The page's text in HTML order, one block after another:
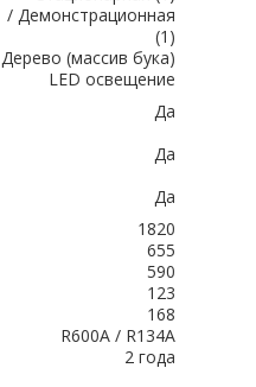
/ Демонстрационная
(1)
Дерево (массив бука)
LED освещение
Да
Да
Да
1820
655
590
123
168
R600A / R134A
2 года